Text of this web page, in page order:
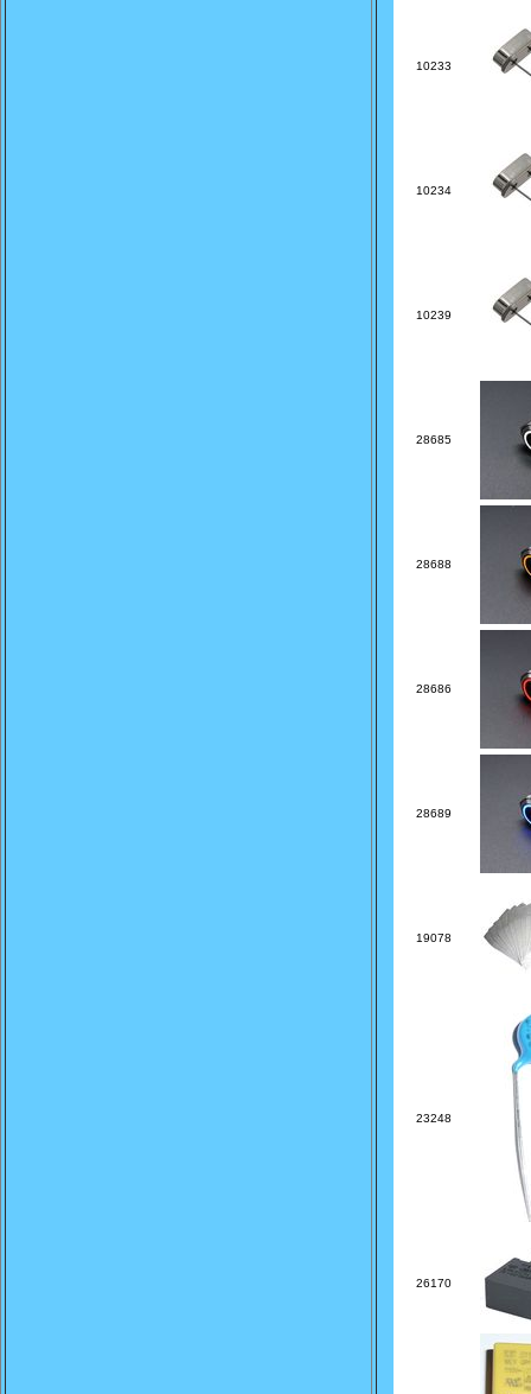
10233
10234
10239
28685
28688
28686
28689
19078
23248
26170